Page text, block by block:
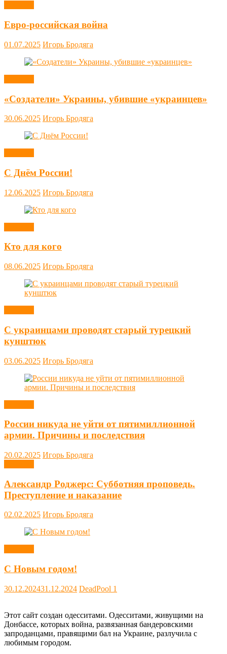
Евро-российская война
01.07.2025 Игорь Бродяга
«Создатели» Украины, убившие «украинцев»
30.06.2025 Игорь Бродяга
С Днём России!
12.06.2025 Игорь Бродяга
Кто для кого
08.06.2025 Игорь Бродяга
С украинцами проводят старый турецкий
кунштюк
03.06.2025 Игорь Бродяга
России никуда не уйти от пятимиллионной
армии. Причины и последствия
20.02.2025 Игорь Бродяга
Александр Роджерс: Субботняя проповедь.
Преступление и наказание
02.02.2025 Игорь Бродяга
С Новым годом!
30.12.202431.12.2024 DeadPool 1
Этот сайт создан одесситами. Одесситами, живущими на
Донбассе, которых война, развязанная бандеровскими
запроданцами, правящими бал на Украине, разлучила с
любимым городом.